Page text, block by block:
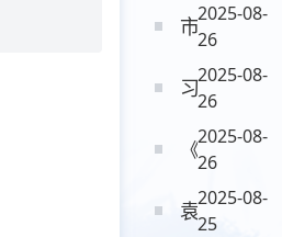
市委常委
2025-08-
26
习近平会
2025-08-
26
《习近平
2025-08-
26
袁家军在
2025-08-
25